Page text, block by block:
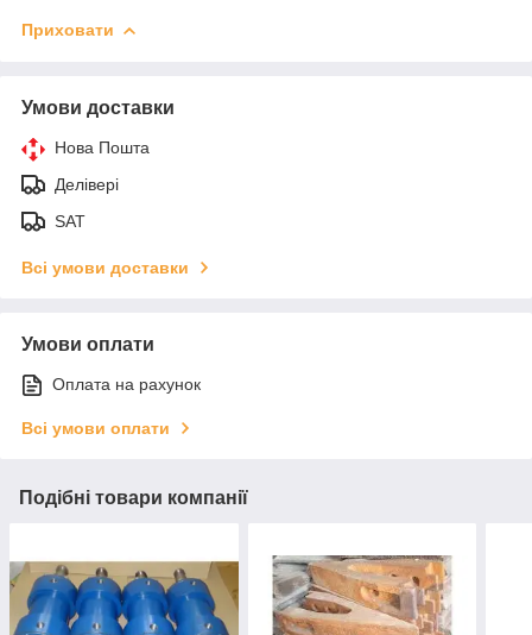
Приховати
Умови доставки
Нова Пошта
Делівері
SAT
Всі умови доставки
Умови оплати
Оплата на рахунок
Всі умови оплати
Подібні товари компанії